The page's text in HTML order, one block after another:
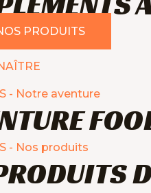
PRODUITS